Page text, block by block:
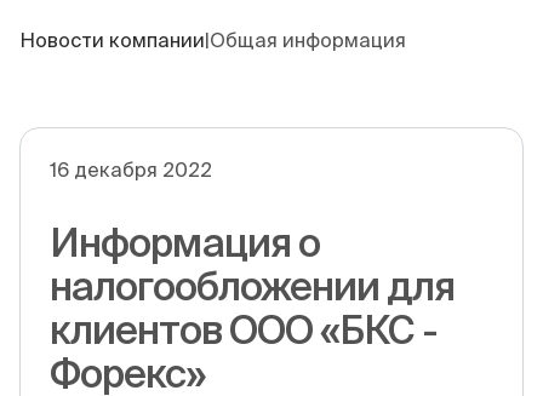
Новости компании|Общая информация
16 декабря 2022
Информация о
налогообложении для
клиентов ООО «БКС -
Форекс»